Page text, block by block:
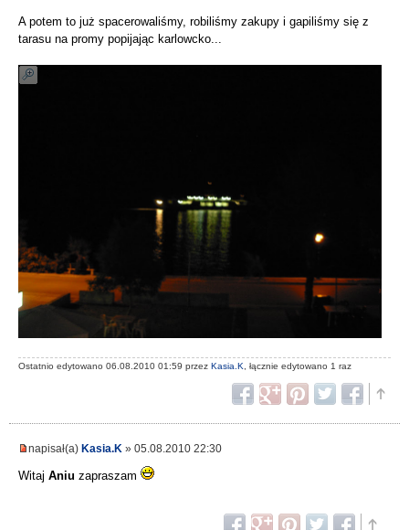
A potem to już spacerowaliśmy, robiliśmy zakupy i gapiliśmy się z
tarasu na promy popijając karlowcko...
Ostatnio edytowano 06.08.2010 01:59 przez Kasia.K, łącznie edytowano 1 raz
napisał(a) Kasia.K » 05.08.2010 22:30
Witaj Aniu zapraszam